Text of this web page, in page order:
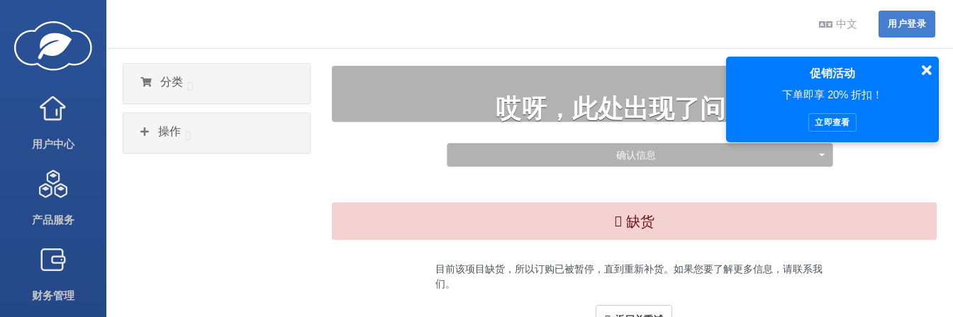
用户中心
产品服务
财务管理
中文 用户登录
分类
操作
哎呀，此处出现了问题…
确认信息
缺货
目前该项目缺货，所以订购已被暂停，直到重新补货。如果您要了解更多信息，请联系我
们。
促销活动
下单即享 20% 折扣！
立即查看